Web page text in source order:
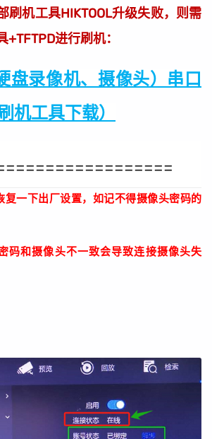
机工具HIKTOOL升级失败，则需
进行刷机：
盘录像机、摄像头）串口
机工具下载）
复一下出厂设置，如记不得摄像头密码的
码和摄像头不一致会导致连接摄像头失